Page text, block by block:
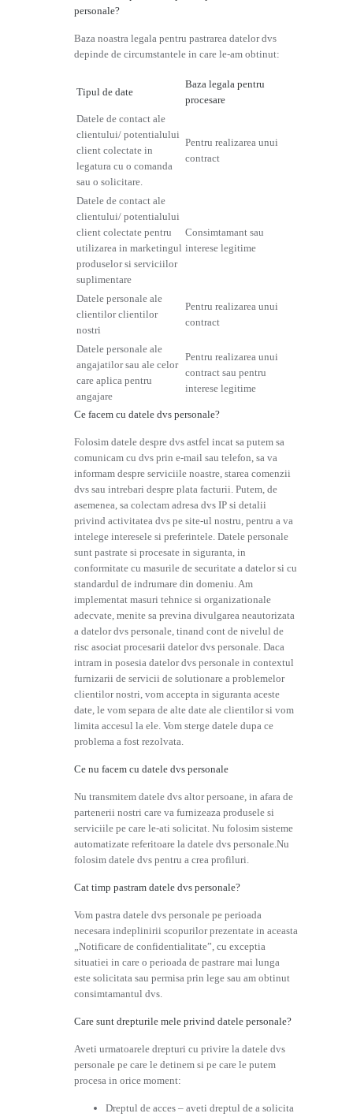
personale?
Baza noastra legala pentru pastrarea datelor dvs
depinde de circumstantele in care le-am obtinut:
Tipul de date
Baza legala pentru
procesare
Datele de contact ale
clientului/ potentialului
client colectate in
legatura cu o comanda
sau o solicitare.
Pentru realizarea unui
contract
Datele de contact ale
clientului/ potentialului
client colectate pentru
utilizarea in marketingul
produselor si serviciilor
suplimentare
Consimtamant sau
interese legitime
Datele personale ale
clientilor clientilor
nostri
Pentru realizarea unui
contract
Datele personale ale
angajatilor sau ale celor
care aplica pentru
angajare
Pentru realizarea unui
contract sau pentru
interese legitime
Ce facem cu datele dvs personale?
Folosim datele despre dvs astfel incat sa putem sa
comunicam cu dvs prin e-mail sau telefon, sa va
informam despre serviciile noastre, starea comenzii
dvs sau intrebari despre plata facturii. Putem, de
asemenea, sa colectam adresa dvs IP si detalii
privind activitatea dvs pe site-ul nostru, pentru a va
intelege interesele si preferintele. Datele personale
sunt pastrate si procesate in siguranta, in
conformitate cu masurile de securitate a datelor si cu
standardul de indrumare din domeniu. Am
implementat masuri tehnice si organizationale
adecvate, menite sa previna divulgarea neautorizata
a datelor dvs personale, tinand cont de nivelul de
risc asociat procesarii datelor dvs personale. Daca
intram in posesia datelor dvs personale in contextul
furnizarii de servicii de solutionare a problemelor
clientilor nostri, vom accepta in siguranta aceste
date, le vom separa de alte date ale clientilor si vom
limita accesul la ele. Vom sterge datele dupa ce
problema a fost rezolvata.
Ce nu facem cu datele dvs personale
Nu transmitem datele dvs altor persoane, in afara de
partenerii nostri care va furnizeaza produsele si
serviciile pe care le-ati solicitat. Nu folosim sisteme
automatizate referitoare la datele dvs personale.Nu
folosim datele dvs pentru a crea profiluri.
Cat timp pastram datele dvs personale?
Vom pastra datele dvs personale pe perioada
necesara indeplinirii scopurilor prezentate in aceasta
„Notificare de confidentialitate”, cu exceptia
situatiei in care o perioada de pastrare mai lunga
este solicitata sau permisa prin lege sau am obtinut
consimtamantul dvs.
Care sunt drepturile mele privind datele personale?
Aveti urmatoarele drepturi cu privire la datele dvs
personale pe care le detinem si pe care le putem
procesa in orice moment:
Dreptul de acces – aveti dreptul de a solicita